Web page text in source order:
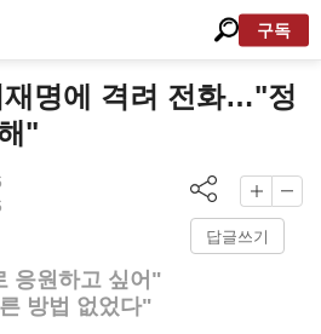
구독
재명에 격려 전화…"정
"
답글쓰기
응원하고 싶어"
방법 없었다"